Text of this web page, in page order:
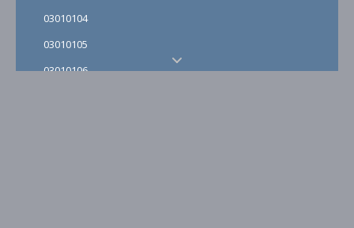
03010104
03010105
03010106